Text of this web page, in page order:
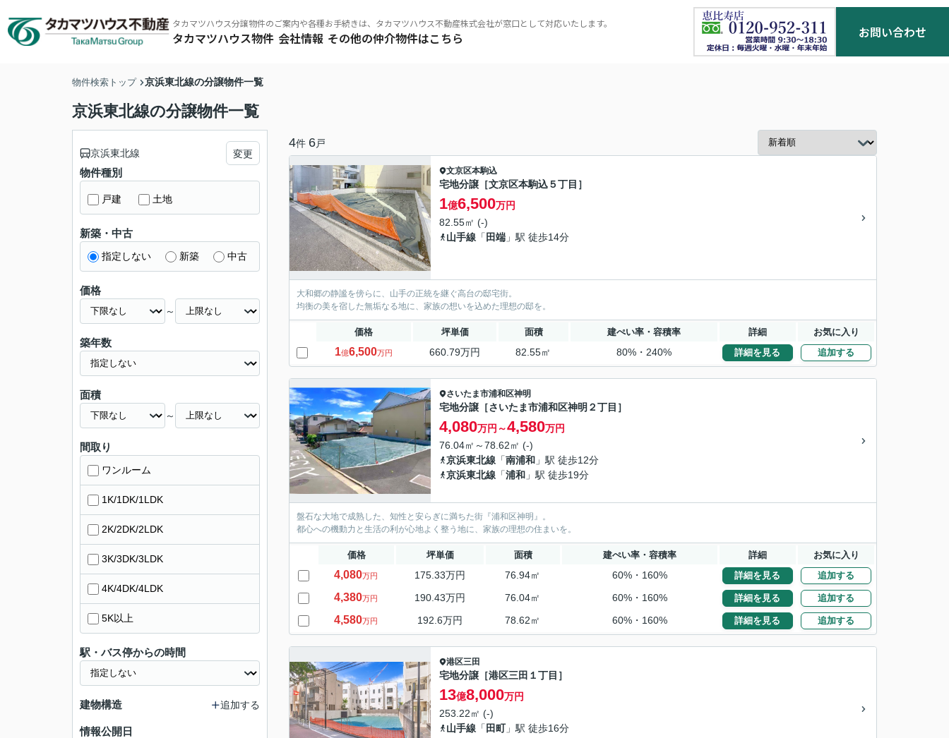
タカマツハウス分譲物件のご案内や各種お手続きは、タカマツハウス不動産株式会社が窓口として対応いたします。
タカマツハウス物件
タカマツハウス物件 ミラクラスとは 稀立地 お役立ち情報
会社情報 その他の仲介物件はこちら
東京南西エリア 東京北東エリア
お問い合わせ
物件検索トップ 京浜東北線の分譲物件一覧
京浜東北線の分譲物件一覧
4件 6戸
文京区本駒込
宅地分譲［文京区本駒込５丁目］
1億6,500万円
82.55㎡ (-)
山手線 「 田端 」駅 徒歩14分
大和郷の静謐を傍らに、山手の正統を継ぐ高台の邸宅街。
均衡の美を宿した無垢なる地に、家族の想いを込めた理想の邸を。
価格 坪単価 面積 建ぺい率・容積率 詳細 お気に入り
1億6,500万円 660.79万円 82.55㎡ 80%・240% 詳細を見る 追加する
さいたま市浦和区神明
宅地分譲［さいたま市浦和区神明２丁目］
4,080万円～4,580万円
76.04㎡～78.62㎡ (-)
京浜東北線 「南浦和 」駅 徒歩12分
京浜東北線 「浦和 」駅 徒歩19分
盤石な大地で成熟した、知性と安らぎに満ちた街『浦和区神明』。
都心への機動力と生活の利が心地よく整う地に、家族の理想の住まいを。
価格 坪単価 面積 建ぺい率・容積率 詳細 お気に入り
4,080万円 175.33万円 76.94㎡ 60%・160% 詳細を見る 追加する
4,380万円 190.43万円 76.04㎡ 60%・160% 詳細を見る 追加する
4,580万円 192.6万円 78.62㎡ 60%・160% 詳細を見る 追加する
港区三田
宅地分譲［港区三田１丁目］
13億8,000万円
253.22㎡ (-)
山手線 「 田町」駅 徒歩16分
京浜東北線 変更
物件種別
戸建 土地
新築・中古
指定しない 新築 中古
価格
～
築年数
面積
～
間取り
ワンルーム
1K/1DK/1LDK
2K/2DK/2LDK
3K/3DK/3LDK
4K/4DK/4LDK
5K以上
駅・バス停からの時間
建物構造 追加する
情報公開日